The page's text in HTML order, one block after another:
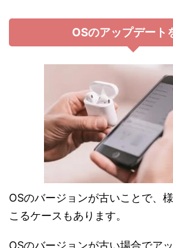
OSのアップデート
OSのバージョンが古いことで、
こるケースもあります。
OSのバージョンが古い場合でア